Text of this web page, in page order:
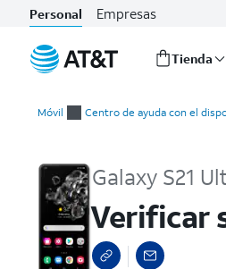
Personal Empresas
Tienda
Móvil Centro de ayuda con el
Galaxy S21
Verificar